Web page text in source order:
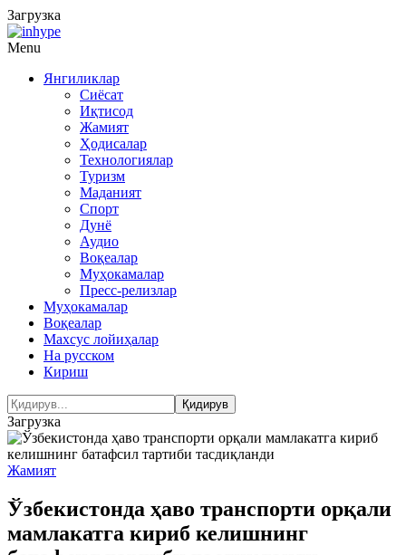
Загрузка
Menu
Янгиликлар
Сиёсат
Иқтисод
Жамият
Ҳодисалар
Технологиялар
Туризм
Маданият
Спорт
Дунё
Аудио
Воқеалар
Муҳокамалар
Пресс-релизлар
Муҳокамалар
Воқеалар
Махсус лойиҳалар
На русском
Кириш
Загрузка
Жамият
Ўзбекистонда ҳаво транспорти орқали
мамлакатга кириб келишнинг